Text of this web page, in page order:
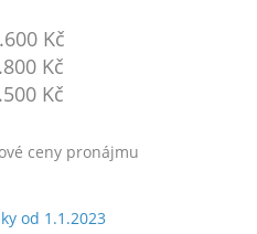
Kč
Kč
Kč
ceny pronájmu
od 1.1.2023